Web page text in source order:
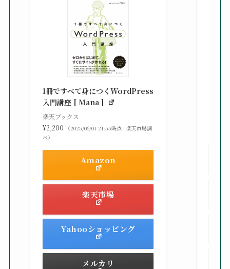
1冊ですべて身につくWordPress
入門講座 [ Mana ]
楽天ブックス
¥2,200
（2025/06/01 21:55時点 | 楽天市場調
べ）
Amazon
楽天市場
Yahooショッピング
メルカリ